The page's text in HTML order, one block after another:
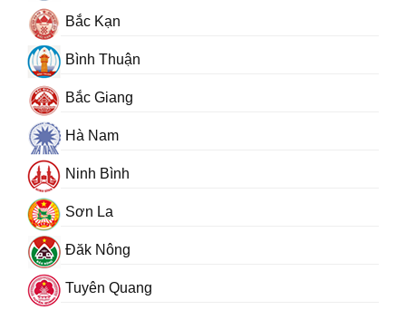
Bắc Kạn
Bình Thuận
Bắc Giang
Hà Nam
Ninh Bình
Sơn La
Đăk Nông
Tuyên Quang